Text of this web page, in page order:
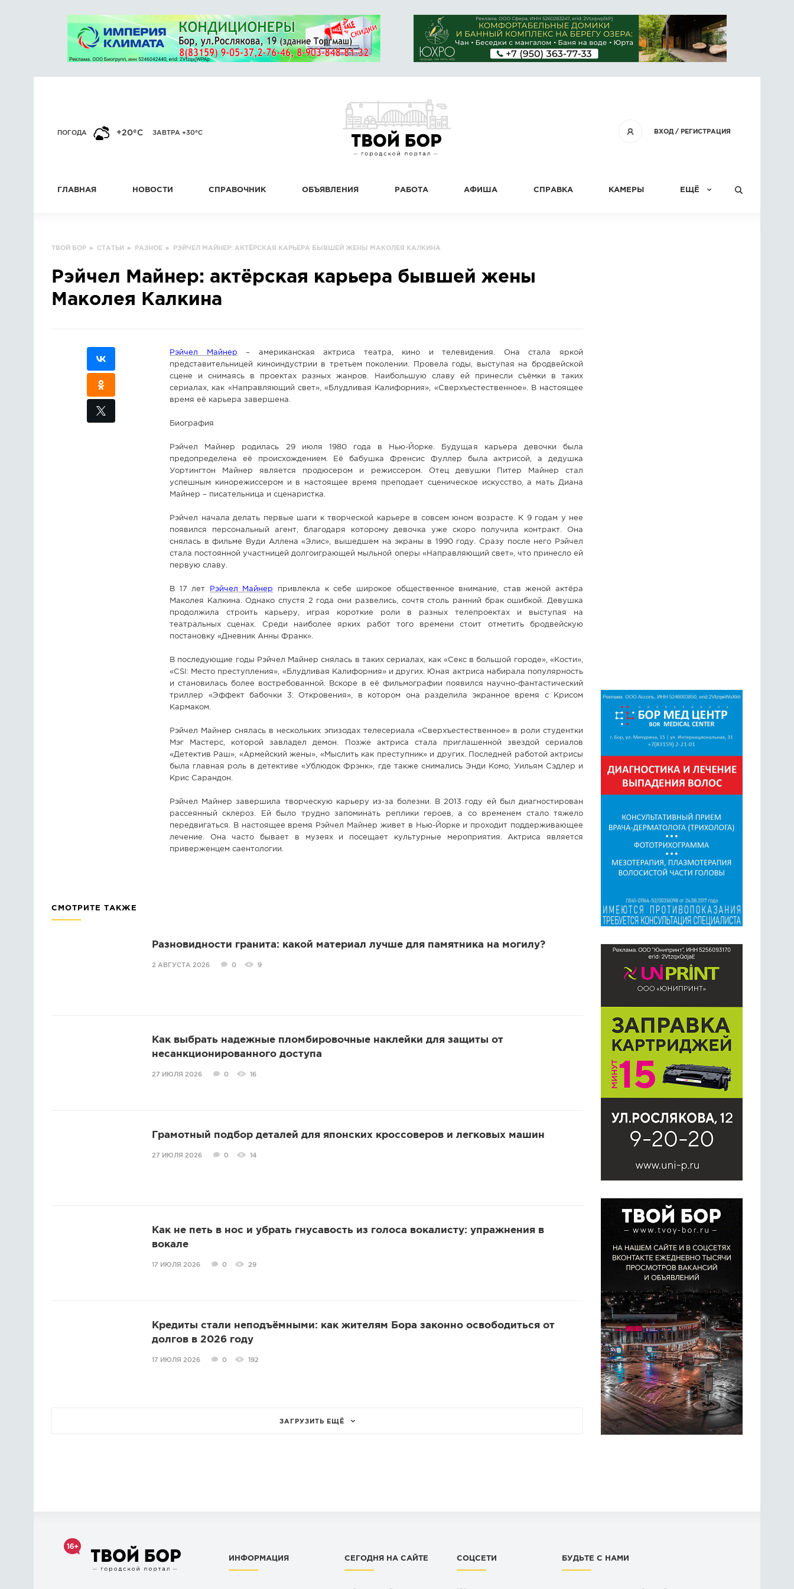
ВХОД/ РЕГИСТРАЦИЯ
ПОГОДА +20°C ЗАВТРА +30°C
ГЛАВНАЯ НОВОСТИ СПРАВОЧНИК ОБЪЯВЛЕНИЯ РАБОТА АФИША СПРАВКА КАМЕРЫ ЕЩЁ
ТВОЙ БОР ▸ СТАТЬИ ▸ РАЗНОЕ ▸ РЭЙЧЕЛ МАЙНЕР: АКТЁРСКАЯ КАРЬЕРА БЫВШЕЙ ЖЕНЫ МАКОЛЕЯ КАЛКИНА
Рэйчел Майнер: актёрская карьера бывшей жены
Маколея Калкина
Рэйчел Майнер – американская актриса театра, кино и телевидения. Она стала яркой
представительницей киноиндустрии в третьем поколении. Провела годы, выступая на бродвейской
сцене и снимаясь в проектах разных жанров. Наибольшую славу ей принесли съёмки в таких
сериалах, как «Направляющий свет», «Блудливая Калифорния», «Сверхъестественное». В настоящее
время её карьера завершена.
Биография
Рэйчел Майнер родилась 29 июля 1980 года в Нью-Йорке. Будущая карьера девочки была
предопределена её происхождением. Её бабушка Френсис Фуллер была актрисой, а дедушка
Уортингтон Майнер является продюсером и режиссером. Отец девушки Питер Майнер стал
успешным кинорежиссером и в настоящее время преподает сценическое искусство, а мать Диана
Майнер – писательница и сценаристка.
Рэйчел начала делать первые шаги к творческой карьере в совсем юном возрасте. К 9 годам у нее
появился персональный агент, благодаря которому девочка уже скоро получила контракт. Она
снялась в фильме Вуди Аллена «Элис», вышедшем на экраны в 1990 году. Сразу после него Рэйчел
стала постоянной участницей долгоиграющей мыльной оперы «Направляющий свет», что принесло ей
первую славу.
В 17 лет Рэйчел Майнер
привлекла к себе широкое общественное внимание, став женой актёра
Маколея Калкина. Однако спустя 2 года они развелись, сочтя столь ранний брак ошибкой. Девушка
продолжила строить карьеру, играя короткие роли в разных телепроектах и выступая на
театральных сценах. Среди наиболее ярких работ того времени стоит отметить бродвейскую
постановку «Дневник Анны Франк».
В последующие годы Рэйчел Майнер снялась в таких сериалах, как «Секс в большой городе», «Кости»,
«CSI: Место преступления», «Блудливая Калифорния» и других. Юная актриса набирала популярность
и становилась более востребованной. Вскоре в её фильмографии появился научно-фантастический
триллер «Эффект бабочки 3: Откровения», в котором она разделила экранное время с Крисом
Кармаком.
Рэйчел Майнер снялась в нескольких эпизодах телесериала «Сверхъестественное» в роли студентки
Мэг Мастерс, которой завладел демон. Позже актриса стала приглашенной звездой сериалов
«Детектив Раш», «Армейский жены», «Мыслить как преступник» и других. Последней работой актрисы
была главная роль в детективе «Ублюдок Фрэнк», где также снимались Энди Комо, Уильям Сэдлер и
Крис Сарандон.
Рэйчел Майнер завершила творческую карьеру из-за болезни. В 2013 году ей был диагностирован
рассеянный склероз. Ей было трудно запоминать реплики героев, а со временем стало тяжело
передвигаться. В настоящее время Рэйчел Майнер живет в Нью-Йорке и проходит поддерживающее
лечение. Она часто бывает в музеях и посещает культурные мероприятия. Актриса является
приверженцем саентологии.
СМОТРИТЕ ТАКЖЕ
Разновидности гранита: какой материал лучше для памятника на могилу?
2 АВГУСТА 2026 0 9
Как выбрать надежные пломбировочные наклейки для защиты от
несанкционированного доступа
27 ИЮЛЯ 2026 0 16
Грамотный подбор деталей для японских кроссоверов и легковых машин
27 ИЮЛЯ 2026 0 14
Как не петь в нос и убрать гнусавость из голоса вокалисту: упражнения в
вокале
17 ИЮЛЯ 2026 0 29
Кредиты стали неподъёмными: как жителям Бора законно освободиться от
долгов в 2026 году
17 ИЮЛЯ 2026 0 192
ЗАГРУЗИТЬ ЕЩЁ
ИНФОРМАЦИЯ СЕГОДНЯ НА САЙТЕ СОЦСЕТИ БУДЬТЕ С НАМИ